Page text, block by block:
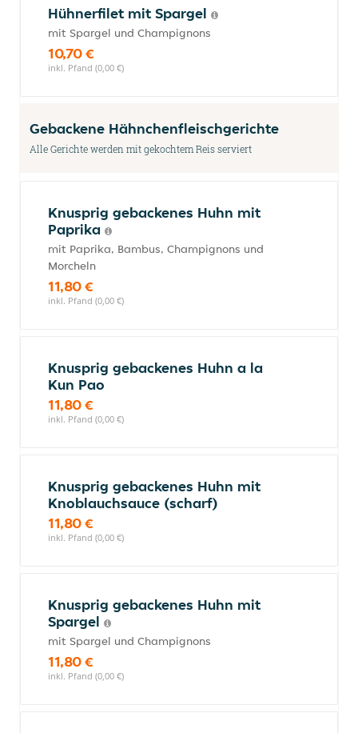
Hühnerfilet mit Spargel
mit Spargel und Champignons
10,70 €
inkl. Pfand (0,00 €)
Gebackene Hähnchenfleischgerichte
Alle Gerichte werden mit gekochtem Reis serviert
Knusprig gebackenes Huhn mit
Paprika
mit Paprika, Bambus, Champignons und
Morcheln
11,80 €
inkl. Pfand (0,00 €)
Knusprig gebackenes Huhn a la
Kun Pao
11,80 €
inkl. Pfand (0,00 €)
Knusprig gebackenes Huhn mit
Knoblauchsauce (scharf)
11,80 €
inkl. Pfand (0,00 €)
Knusprig gebackenes Huhn mit
Spargel
mit Spargel und Champignons
11,80 €
inkl. Pfand (0,00 €)